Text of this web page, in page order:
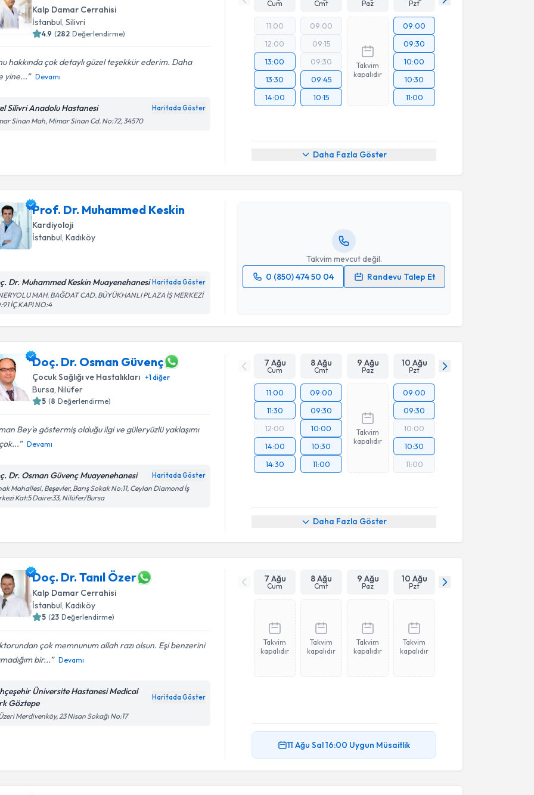
Kalp Damar Cerrahisi
İstanbul , Silivri
4.9 (282 Değerlendirme)
hakkında çok detaylı güzel teşekkür ederim. Daha
yine...
Devamı
Silivri Anadolu Hastanesi Haritada Göster
Sinan Mah, Mimar Sinan Cd. No:72, 34570
Cum Cmt Paz Pzt
11:00
12:00
13:00
13:30
14:00
09:00
09:15
09:30
09:45
10:15
Takvim
kapalıdır
09:00
09:30
10:00
10:30
11:00
Daha Fazla Göster
Prof. Dr. Muhammed Keskin
Kardiyoloji
İstanbul, Kadıköy
Dr. Muhammed Keskin Muayenehanesi Haritada Göster
MAH. BAĞDAT CAD. BÜYÜKHANLI PLAZA İŞ MERKEZİ
İÇ KAPI NO:4
Takvim mevcut değil.
0 (850) 474 50 04
Randevu Talep Et
Randevu Takvimi Talebi
Prof. Dr. Muhammed Keskiniçin randevu takvimi talebi
oluşturun. Size bu uzmandan randevu almanız için bir takvim
Doç. Dr. Osman Güvenç
Çocuk Sağlığı ve Hastalıkları +1diğer
Bursa, Nilüfer
5 (8 Değerlendirme)
Bey'e göstermiş olduğu ilgi ve güleryüzlü yaklaşımı
Devamı
Dr. Osman Güvenç Muayenehanesi Haritada Göster
Mahallesi, Beşevler, Barış Sokak No:11, Ceylan Diamond İş
Kat:5 Daire:33, Nilüfer/Bursa
7 Ağu
Cum
8 Ağu
Cmt
9 Ağu
Paz
10 Ağu
Pzt
11:00
11:30
12:00
14:00
14:30
09:00
09:30
10:00
10:30
11:00
Takvim
kapalıdır
09:00
09:30
10:00
10:30
11:00
Daha Fazla Göster
Doç. Dr. Tanıl Özer
Kalp Damar Cerrahisi
İstanbul , Kadıköy
5 (23 Değerlendirme)
çok memnunum allah razı olsun. Eşi benzerini
bir...
Devamı
Üniversite Hastanesi Medical
Göztepe
Haritada Göster
Merdivenköy, 23 Nisan Sokağı No:17
7 Ağu
Cum
8 Ağu
Cmt
9 Ağu
Paz
10 Ağu
Pzt
Takvim
kapalıdır
Takvim
kapalıdır
Takvim
kapalıdır
Takvim
kapalıdır
11 Ağu Sal16:00 Uygun Müsaitlik